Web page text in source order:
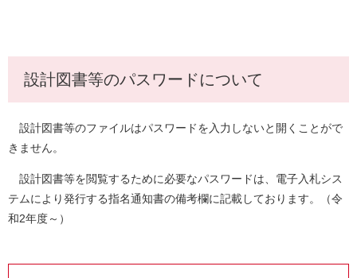
設計図書等のパスワードについて
設計図書等のファイルはパスワードを入力しないと開くことがで
きません。
設計図書等を閲覧するために必要なパスワードは、電子入札シス
テムにより発行する指名通知書の備考欄に記載しております。（令
和2年度～）